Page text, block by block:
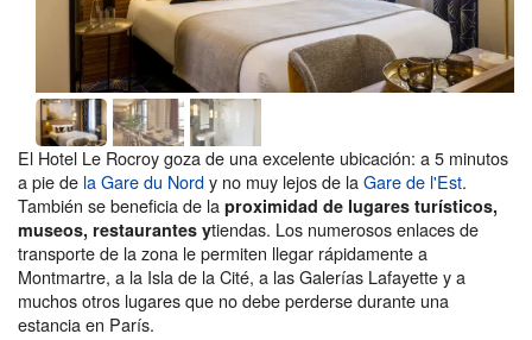
El Hotel Le Rocroy goza de una excelente ubicación: a 5 minutos
a pie de la Gare du Nordy no muy lejos de laGare de l'Est.
También se beneficia de la proximidad de lugares turísticos,
museos, restaurantes ytiendas. Los numerosos enlaces de
transporte de la zona le permiten llegar rápidamente a
Montmartre, a la Isla de la Cité, a las Galerías Lafayette y a
muchos otros lugares que no debe perderse durante una
estancia en París.